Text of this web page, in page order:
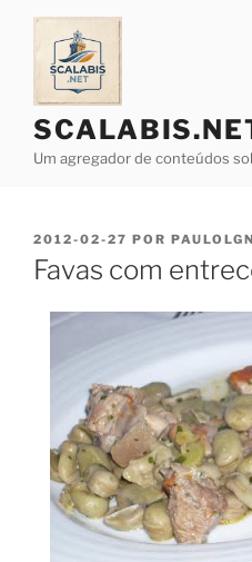
Saltar
conteúdo
Um agregador de conteúdos
PUBLICADO
EM
2012-02-27 POR
Favas com